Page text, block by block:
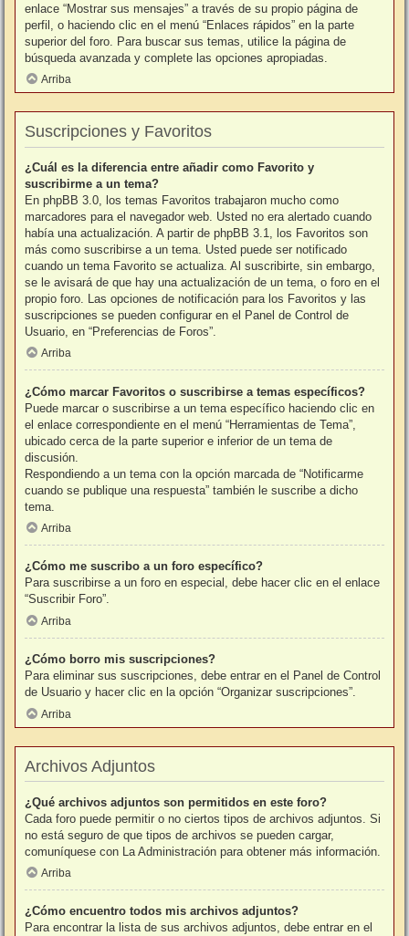
enlace “Mostrar sus mensajes” a través de su propio página de
perfil, o haciendo clic en el menú “Enlaces rápidos” en la parte
superior del foro. Para buscar sus temas, utilice la página de
búsqueda avanzada y complete las opciones apropiadas.
Arriba
Suscripciones y Favoritos
¿Cuál es la diferencia entre añadir como Favorito y
suscribirme a un tema?
En phpBB 3.0, los temas Favoritos trabajaron mucho como
marcadores para el navegador web. Usted no era alertado cuando
había una actualización. A partir de phpBB 3.1, los Favoritos son
más como suscribirse a un tema. Usted puede ser notificado
cuando un tema Favorito se actualiza. Al suscribirte, sin embargo,
se le avisará de que hay una actualización de un tema, o foro en el
propio foro. Las opciones de notificación para los Favoritos y las
suscripciones se pueden configurar en el Panel de Control de
Usuario, en “Preferencias de Foros”.
Arriba
¿Cómo marcar Favoritos o suscribirse a temas específicos?
Puede marcar o suscribirse a un tema específico haciendo clic en
el enlace correspondiente en el menú “Herramientas de Tema”,
ubicado cerca de la parte superior e inferior de un tema de
discusión.
Respondiendo a un tema con la opción marcada de “Notificarme
cuando se publique una respuesta” también le suscribe a dicho
tema.
Arriba
¿Cómo me suscribo a un foro específico?
Para suscribirse a un foro en especial, debe hacer clic en el enlace
“Suscribir Foro”.
Arriba
¿Cómo borro mis suscripciones?
Para eliminar sus suscripciones, debe entrar en el Panel de Control
de Usuario y hacer clic en la opción “Organizar suscripciones”.
Arriba
Archivos Adjuntos
¿Qué archivos adjuntos son permitidos en este foro?
Cada foro puede permitir o no ciertos tipos de archivos adjuntos. Si
no está seguro de que tipos de archivos se pueden cargar,
comuníquese con La Administración para obtener más información.
Arriba
¿Cómo encuentro todos mis archivos adjuntos?
Para encontrar la lista de sus archivos adjuntos, debe entrar en el